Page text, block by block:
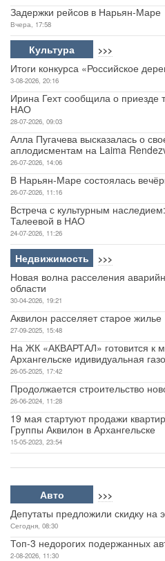
Задержки рейсов в Нарьян-Маре
Вчера, 17:58
Культура >>>
Итоги конкурса «Российское
3-08-2026, 20:16
Ирина Гехт сообщила о приезде
НАО
28-07-2026, 09:03
Алла Пугачева высказалась о
аплодисментам на Laima
26-07-2026, 14:06
В Нарьян-Маре состоялась
26-07-2026, 11:16
Встреча с культурным
Талеевой в НАО
24-07-2026, 11:26
Недвижимость >>>
Новая волна расселения
области
30-04-2026, 19:21
Аквилон расселяет старое жилье
27-09-2025, 15:48
На ЖК «АКВАРТАЛ» готовится к
Архангельске идивидуальная
26-05-2025, 17:42
Продолжается строительство
26-06-2024, 11:28
19 мая стартуют продажи
Группы Аквилон в Архангельске
15-05-2023, 23:54
Авто >>>
Депутаты предложили скидку на
Сегодня, 08:30
Топ-3 недорогих подержанных
2-08-2026, 11:30